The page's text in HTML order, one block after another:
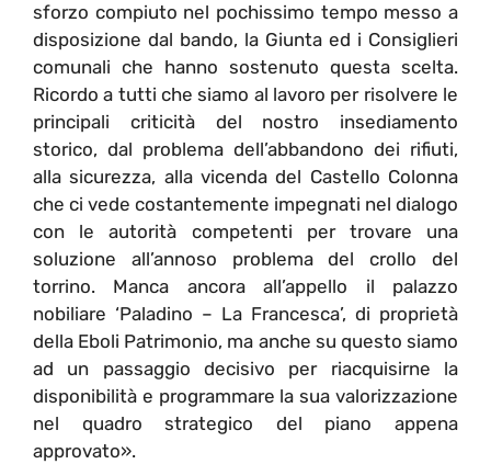
sforzo compiuto nel pochissimo tempo messo a
disposizione dal bando, la Giunta ed i Consiglieri
comunali che hanno sostenuto questa scelta.
Ricordo a tutti che siamo al lavoro per risolvere le
principali criticità del nostro insediamento
storico, dal problema dell’abbandono dei rifiuti,
alla sicurezza, alla vicenda del Castello Colonna
che ci vede costantemente impegnati nel dialogo
con le autorità competenti per trovare una
soluzione all’annoso problema del crollo del
torrino. Manca ancora all’appello il palazzo
nobiliare ‘Paladino – La Francesca’, di proprietà
della Eboli Patrimonio, ma anche su questo siamo
ad un passaggio decisivo per riacquisirne la
disponibilità e programmare la sua valorizzazione
nel quadro strategico del piano appena
approvato».